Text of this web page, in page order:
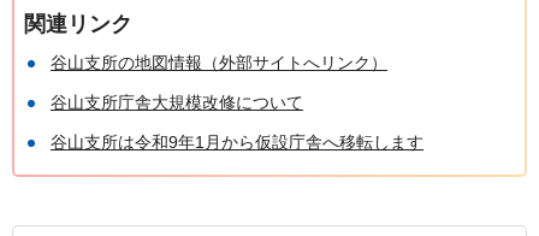
関連リンク
谷山支所の地図情報（外部サイトへリンク）
谷山支所庁舎大規模改修について
谷山支所は令和9年1月から仮設庁舎へ移転します